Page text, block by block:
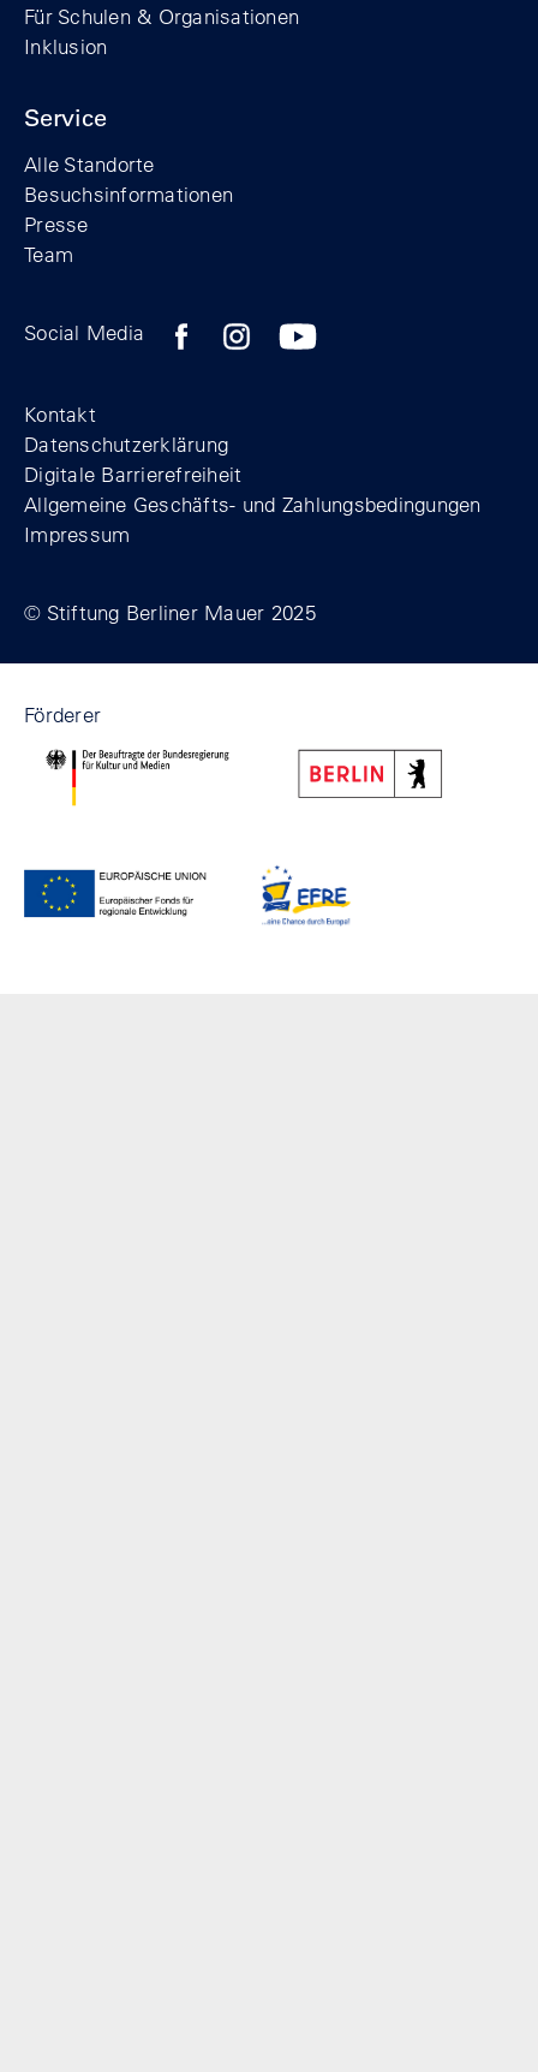
Für Schulen & Organisationen
Inklusion
Service
Alle Standorte
Besuchsinformationen
Presse
Team
Social Media Zum Facebook-Profil der Stiftung
Zum Instagram-Profil der Stiftung
Zum YouTube-Kanal der
Kontakt
Datenschutzerklärung
Digitale Barrierefreiheit
Allgemeine Geschäfts- und Zahlungsbedingungen
Impressum
© Stiftung Berliner Mauer 2025
Förderer